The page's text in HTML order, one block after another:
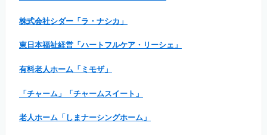
株式会社シダー「ラ・ナシカ」
東日本福祉経営「ハートフルケア・リーシェ」
有料老人ホーム「ミモザ」
「チャーム」「チャームスイート」
老人ホーム「しまナーシングホーム」